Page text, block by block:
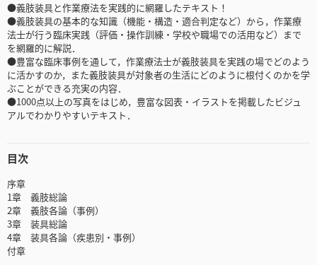
●義肢装具と作業療法を実践的に網羅したテキスト！
●義肢装具の基本的な知識（機能・構造・適合判定など）から，作業療
法士が行う臨床実践（評価・操作訓練・学校や職場での活用など）まで
を網羅的に解説．
●豊富な臨床事例を通して，作業療法士が義肢装具を実践の場でどのよう
に活かすのか，また義肢装具が対象者の生活にどのように根付くのかを学
ぶことができる充実の内容．
●1000点以上の写真をはじめ，豊富な図表・イラストを掲載したビジュ
アルでわかりやすいテキスト．
目次
序章
1章 義肢総論
2章 義肢各論（事例）
3章 装具総論
4章 装具各論（疾患別・事例）
付章